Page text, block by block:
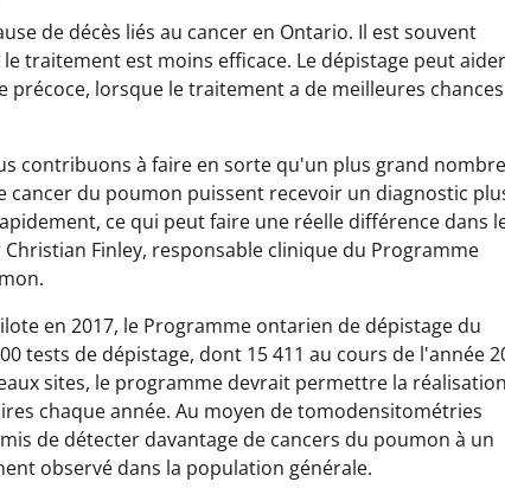
de décès liés au cancer en Ontario. Il est souvent
traitement est moins efficace. Le dépistage peut
lorsque le traitement a de meilleures chances
contribuons à faire en sorte qu'un plus grand
cancer du poumon puissent recevoir un diagnostic
ce qui peut faire une réelle différence dans
Finley, responsable clinique du Programme
en 2017, le Programme ontarien de dépistage du
tests de dépistage, dont 15 411 au cours de l'année
sites, le programme devrait permettre la réalisation
chaque année. Au moyen de tomodensitométries
de détecter davantage de cancers du poumon à un
observé dans la population générale.